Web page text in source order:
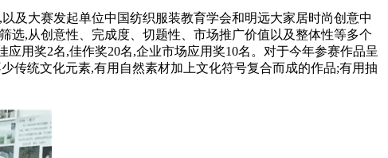
及大赛发起单位中国纺织服装教育学会和明远大家居时尚创意中
选,从创意性、完成度、切题性、市场推广价值以及整体性等多个
用奖2名,佳作奖20名,企业市场应用奖10名。对于今年参赛作品呈
传统文化元素,有用自然素材加上文化符号复合而成的作品;有用抽